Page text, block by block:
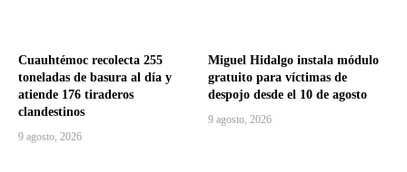
Cuauhtémoc recolecta 255
toneladas de basura al día y
atiende 176 tiraderos
clandestinos
9 agosto, 2026
Miguel Hidalgo instala módulo
gratuito para víctimas de
despojo desde el 10 de agosto
9 agosto, 2026